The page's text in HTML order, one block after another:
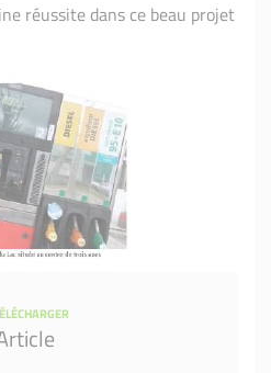
réussite dans ce beau projet